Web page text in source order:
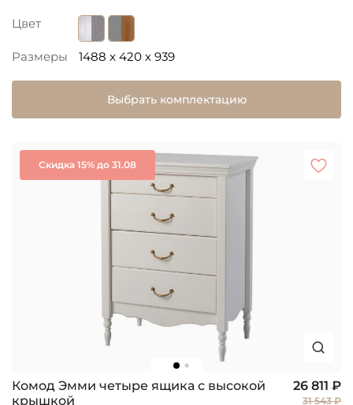
Цвет
Размеры 1488 x 420 x 939
Выбрать комплектацию
Скидка 15% до 31.08
Комод Эмми четыре ящика с высокой
крышкой
26 811 ₽
31 543 ₽